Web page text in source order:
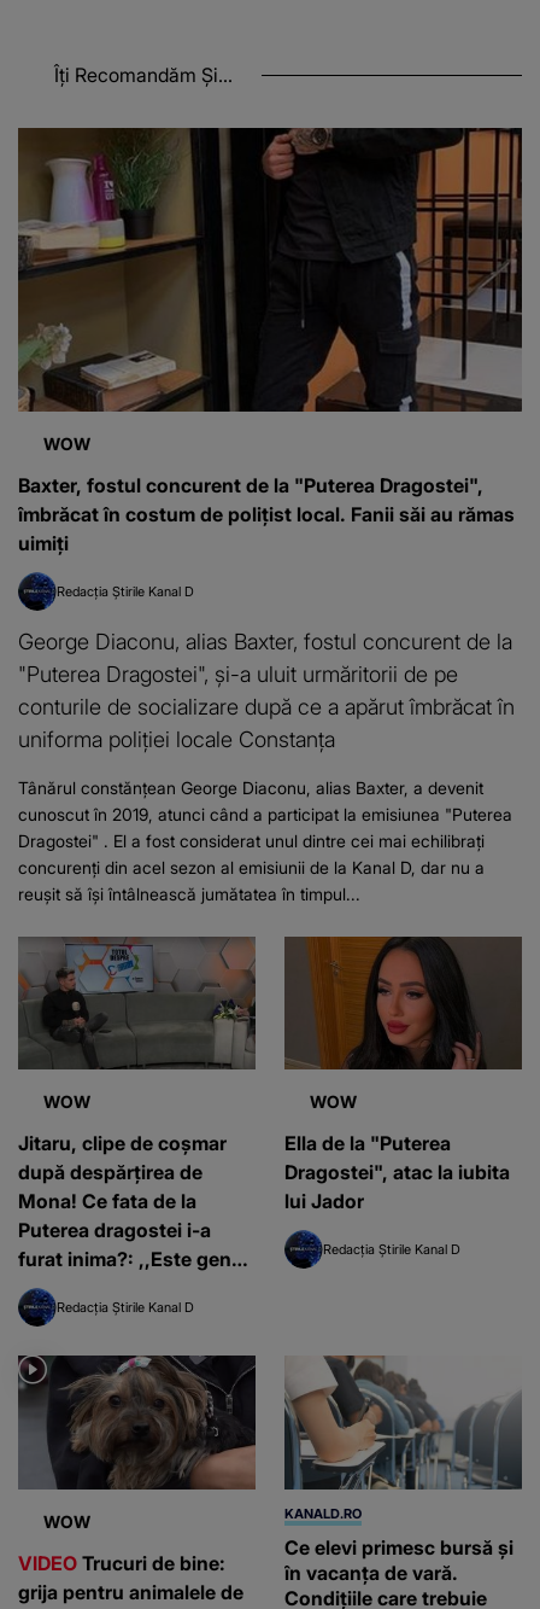
Îți Recomandăm Și...
WOW
Baxter, fostul concurent de la "Puterea Dragostei",
îmbrăcat în costum de polițist local. Fanii săi au rămas
uimiți
Redacția Știrile Kanal D
George Diaconu, alias Baxter, fostul concurent de la
"Puterea Dragostei", și-a uluit urmăritorii de pe
conturile de socializare după ce a apărut îmbrăcat în
uniforma poliției locale Constanța
Tânărul constănțean George Diaconu, alias Baxter, a devenit
cunoscut în 2019, atunci când a participat la emisiunea "Puterea
Dragostei" . El a fost considerat unul dintre cei mai echilibrați
concurenți din acel sezon al emisiunii de la Kanal D, dar nu a
reușit să își întâlnească jumătatea în timpul...
WOW
Jitaru, clipe de coșmar
după despărțirea de
Mona! Ce fata de la
Puterea dragostei i-a
furat inima?: ,,Este genul
meu de femeie"
Redacția Știrile Kanal D
WOW
Ella de la "Puterea
Dragostei", atac la iubita
lui Jador
Redacția Știrile Kanal D
WOW
VIDEO Trucuri de bine:
grija pentru animalele de
KANALD.RO
Ce elevi primesc bursă și
în vacanța de vară.
Condițiile care trebuie